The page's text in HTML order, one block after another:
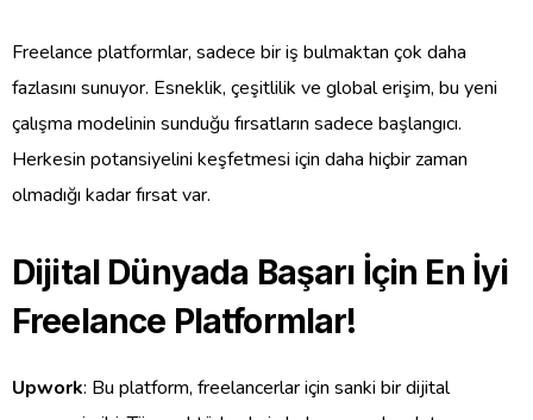
Freelance platformlar, sadece bir iş bulmaktan çok daha
fazlasını sunuyor. Esneklik, çeşitlilik ve global erişim, bu yeni
çalışma modelinin sunduğu fırsatların sadece başlangıcı.
Herkesin potansiyelini keşfetmesi için daha hiçbir zaman
olmadığı kadar fırsat var.
Dijital Dünyada Başarı İçin En İyi
Freelance Platformlar!
Upwork: Bu platform, freelancerlar için sanki bir dijital